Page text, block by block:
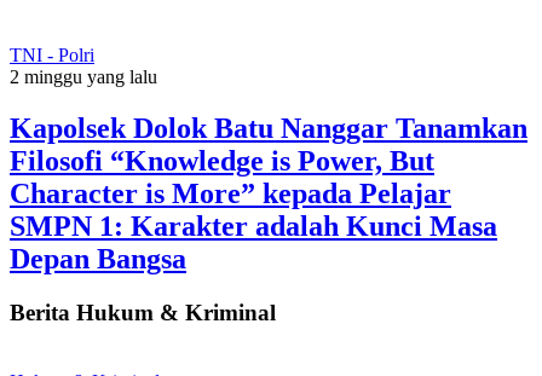
TNI - Polri
2 minggu yang lalu
Kapolsek Dolok Batu Nanggar Tanamkan
Filosofi “Knowledge is Power, But
Character is More” kepada Pelajar
SMPN 1: Karakter adalah Kunci Masa
Depan Bangsa
Berita Hukum & Kriminal